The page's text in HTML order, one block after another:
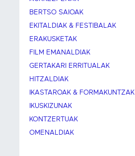
BERTSO SAIOAK
EKITALDIAK & FESTIBALAK
ERAKUSKETAK
FILM EMANALDIAK
GERTAKARI ERRITUALAK
HITZALDIAK
IKASTAROAK & FORMAKUNTZAK
IKUSKIZUNAK
KONTZERTUAK
OMENALDIAK